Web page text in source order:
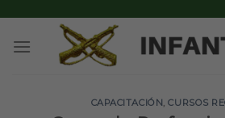
content
CAPACITACIÓN,CURSOS